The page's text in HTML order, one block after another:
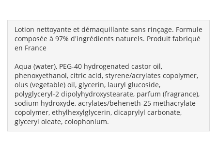
Lotion nettoyante et démaquillante sans rinçage. Formule
composée à 97% d'ingrédients naturels. Produit fabriqué
en France
Aqua (water), PEG-40 hydrogenated castor oil,
phenoxyethanol, citric acid, styrene/acrylates copolymer,
olus (vegetable) oil, glycerin, lauryl glucoside,
polyglyceryl-2 dipolyhydroxystearate, parfum (fragrance),
sodium hydroxyde, acrylates/beheneth-25 methacrylate
copolymer, ethylhexylglycerin, dicaprylyl carbonate,
glyceryl oleate, colophonium.